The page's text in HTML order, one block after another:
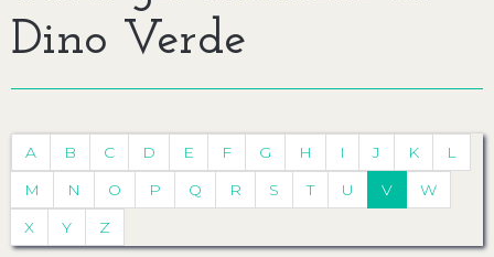
Dino Verde
A B C D E F G H I J K
L
M
N O P Q R S T U V
W
X
Y Z